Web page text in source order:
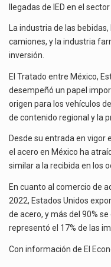
llegadas de IED en el
La industria de las
camiones, y la industria
inversión.
El Tratado entre México,
desempeñó un papel
origen para los vehículos
de contenido regional y la
Desde su entrada en vigor
el acero en México ha
similar a la recibida en los
En cuanto al comercio de
2022, Estados Unidos
de acero, y más del 90%
representó el 17% de las
Con información de El